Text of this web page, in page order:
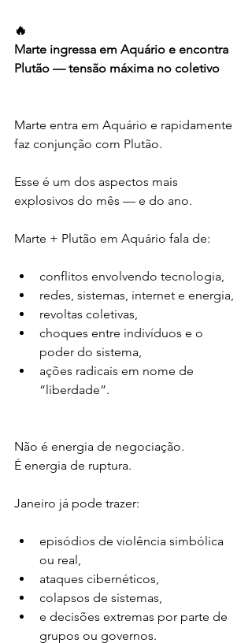
🔥
Marte ingressa em Aquário e encontra
Plutão — tensão máxima no coletivo
Marte entra em Aquário e rapidamente
faz conjunção com Plutão.
Esse é um dos aspectos mais
explosivos do mês — e do ano.
Marte + Plutão em Aquário fala de:
conflitos envolvendo tecnologia,
redes, sistemas, internet e energia,
revoltas coletivas,
choques entre indivíduos e o
poder do sistema,
ações radicais em nome de
“liberdade”.
Não é energia de negociação.
É energia de ruptura.
Janeiro já pode trazer:
episódios de violência simbólica
ou real,
ataques cibernéticos,
colapsos de sistemas,
e decisões extremas por parte de
grupos ou governos.